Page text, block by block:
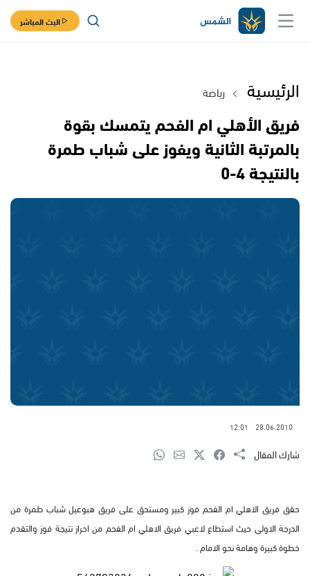
البث المباشر
الرئيسية رياضة
فريق الأهلي ام الفحم يتمسك بقوة
بالمرتبة الثانية ويفوز على شباب طمرة
بالنتيجة 4-0
28.06.2010
12:01
شارك المقال
حقق فريق الاهلي ام الفحم فوز كبير ومستحق على فريق هبوعيل شباب طمرة من
الدرجة الاولى حيث استطاع لاعبي فريق الاهلي ام الفحم من احراز نتيجة فوز والتقدم
خطوة كبيرة وهامة نحو الامام .